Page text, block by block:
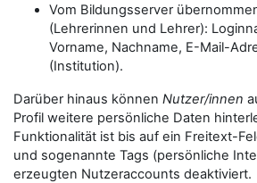
Vom Bildungsserver
(Lehrerinnen und Lehrer):
Vorname, Nachname, E-Mail-
(Institution).
Darüber hinaus können Nutzer/innen
Profil weitere persönliche Daten
Funktionalität ist bis auf ein Freitext-
und sogenannte Tags (persönliche
erzeugten Nutzeraccounts deaktiviert.